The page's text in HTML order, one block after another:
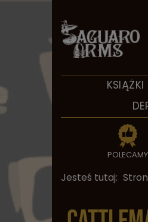
KSIĄŻKI
POLECAMY
Jesteś tutaj: